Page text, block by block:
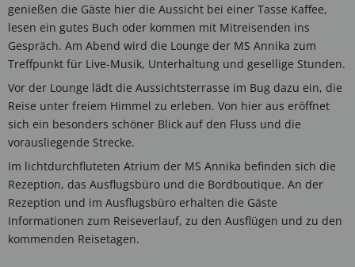
genießen die Gäste hier die Aussicht bei einer Tasse Kaffee,
lesen ein gutes Buch oder kommen mit Mitreisenden ins
Gespräch. Am Abend wird die Lounge der MS Annika zum
Treffpunkt für Live-Musik, Unterhaltung und gesellige Stunden.
Vor der Lounge lädt die Aussichtsterrasse im Bug dazu ein, die
Reise unter freiem Himmel zu erleben. Von hier aus eröffnet
sich ein besonders schöner Blick auf den Fluss und die
vorausliegende Strecke.
Im lichtdurchfluteten Atrium der MS Annika befinden sich die
Rezeption, das Ausflugsbüro und die Bordboutique. An der
Rezeption und im Ausflugsbüro erhalten die Gäste
Informationen zum Reiseverlauf, zu den Ausflügen und zu den
kommenden Reisetagen.